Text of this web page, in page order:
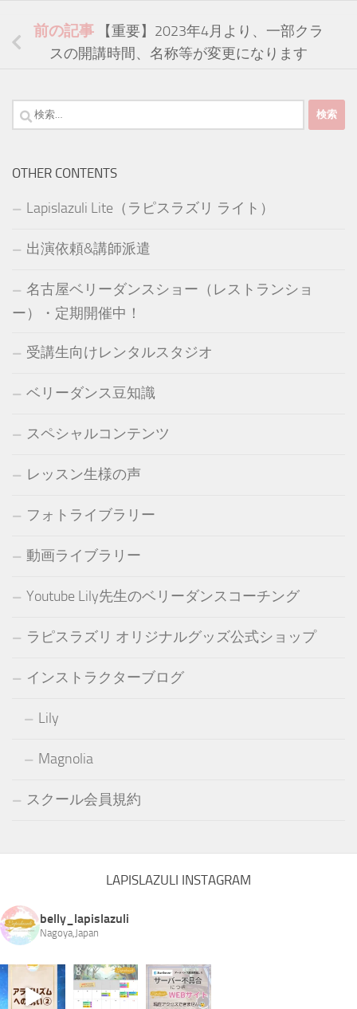
前の記事
【重要】2023年4月より、一部クラ
スの開講時間、名称等が変更になります
検
索:
OTHER CONTENTS
Lapislazuli Lite（ラピスラズリ ライト）
出演依頼&講師派遣
名古屋ベリーダンスショー（レストランショ
ー）・定期開催中！
受講生向けレンタルスタジオ
ベリーダンス豆知識
スペシャルコンテンツ
レッスン生様の声
フォトライブラリー
動画ライブラリー
Youtube Lily先生のベリーダンスコーチング
ラピスラズリ オリジナルグッズ公式ショップ
インストラクターブログ
Lily
Magnolia
スクール会員規約
LAPISLAZULI INSTAGRAM
belly_lapislazuli
Nagoya,Japan